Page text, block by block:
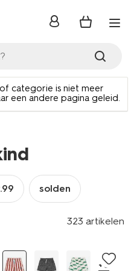
inloggen
categorie is niet meer
een andere pagina geleid.
solden
323 artikelen
+6